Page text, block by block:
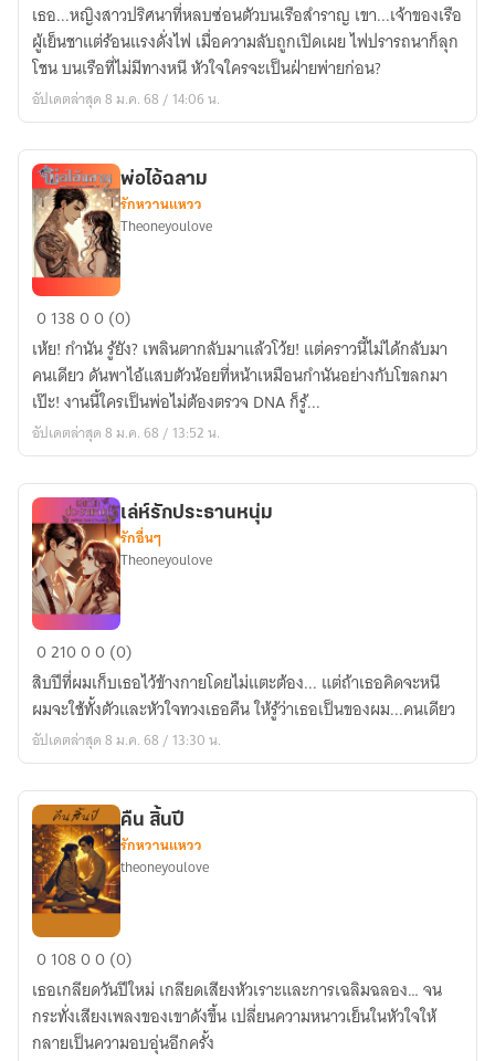
เรือ
สำราญ
เธอ...หญิงสาวปริศนาที่หลบซ่อนตัวบนเรือสำราญ เขา...เจ้าของเรือ
ผู้เย็นชาแต่ร้อนแรงดั่งไฟ เมื่อความลับถูกเปิดเผย ไฟปรารถนาก็ลุก
โชน บนเรือที่ไม่มีทางหนี หัวใจใครจะเป็นฝ่ายพ่ายก่อน?
อัปเดตล่าสุด 8 ม.ค. 68 / 14:06 น.
พ่อ
ไอ้
ฉลาม
พ่อไอ้ฉลาม
รักหวานแหวว
Theoneyoulove
013800 (0)
เห้ย! กำนัน รู้ยัง? เพลินตากลับมาแล้วโว้ย! แต่คราวนี้ไม่ได้กลับมา
คนเดียว ดันพาไอ้แสบตัวน้อยที่หน้าเหมือนกำนันอย่างกับโขลกมา
เป๊ะ! งานนี้ใครเป็นพ่อไม่ต้องตรวจ DNA ก็รู้...
อัปเดตล่าสุด 8 ม.ค. 68 / 13:52 น.
เล่ห์
รัก
ประธาน
หนุ่ม
เล่ห์รักประธานหนุ่ม
รักอื่นๆ
Theoneyoulove
021000 (0)
สิบปีที่ผมเก็บเธอไว้ข้างกายโดยไม่แตะต้อง... แต่ถ้าเธอคิดจะหนี
ผมจะใช้ทั้งตัวและหัวใจทวงเธอคืน ให้รู้ว่าเธอเป็นของผม...คนเดียว
อัปเดตล่าสุด 8 ม.ค. 68 / 13:30 น.
คืน
ปี
คืน สิ้นปี
รักหวานแหวว
theoneyoulove
010800 (0)
เธอเกลียดวันปีใหม่ เกลียดเสียงหัวเราะและการเฉลิมฉลอง… จน
กระทั่งเสียงเพลงของเขาดังขึ้น เปลี่ยนความหนาวเย็นในหัวใจให้
กลายเป็นความอบอุ่นอีกครั้ง